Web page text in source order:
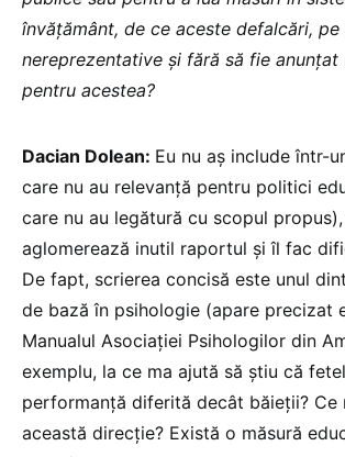
învățământ, de ce aceste defalcări, pe
nereprezentative și fără să fie anunțat
pentru acestea?
Dacian Dolean: Eu nu aș include într-
care nu au relevanță pentru politici
care nu au legătură cu scopul
aglomerează inutil raportul și îl fac
De fapt, scrierea concisă este unul
de bază în psihologie (apare precizat
Manualul Asociației Psihologilor din
exemplu, la ce ma ajută să știu că
performanță diferită decât băieții? Ce
această direcție? Există o măsură